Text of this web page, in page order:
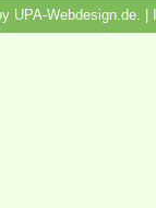
UPA-Webdesign.de.